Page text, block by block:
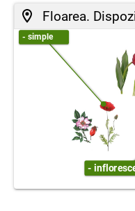
Floarea.
- simple
-